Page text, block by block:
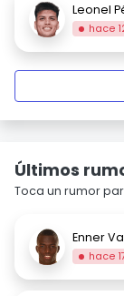
Leonel
hace
Últimos
Toca un rumor
Enner
hace